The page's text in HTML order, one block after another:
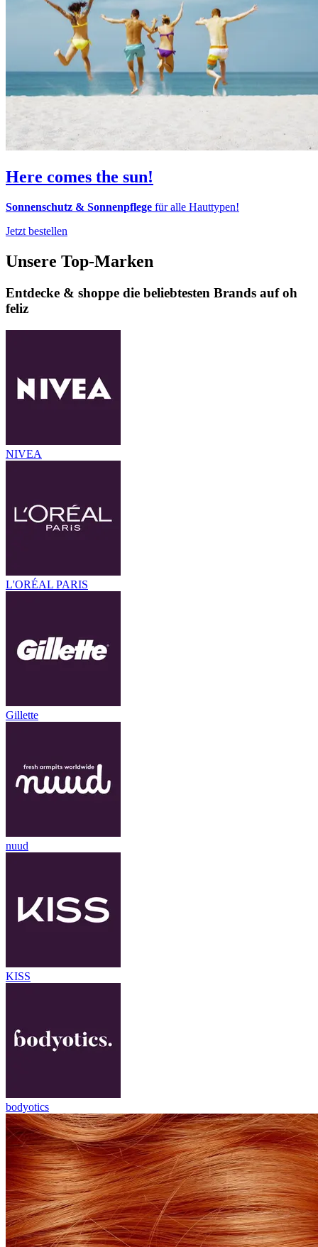
Here comes the sun!
Sonnenschutz & Sonnenpflege für alle Hauttypen!
Jetzt bestellen
Unsere Top-Marken
Entdecke & shoppe die beliebtesten Brands auf oh
feliz
NIVEA
L'ORÉAL PARIS
Gillette
nuud
KISS
bodyotics